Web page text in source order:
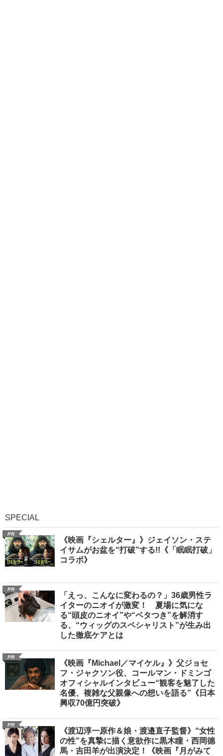
SPECIAL
PR
《映画『シェルター』》ジェイソン・ステ
イサムがお盆を“打破”する!!《「眠眠打破」
コラボ》
PR
「えっ、こんなに変わるの？」36歳男性ラ
イターのニオイが激変！ 夏場に気にな
る“頭皮のニオイ”や“ベタつき”を解消す
る、“ウィッグのスペシャリスト”が生み出
した徹底ケアとは
PR
《映画『Michael／マイケル』》父ジョセ
フ・ジャクソン役、コールマン・ドミンゴ
オフィシャルインタビュー“観客を魅了した
名優、複雑な父親像への想いを語る”《日本
興収70億円突破》
PR
《渡辺淳一原作＆娘・渡邉直子監督》“女性
の性”を真摯に描く意欲作に黒木瞳・西岡德
馬・吉田羊が出演決定！《映画『月がみて